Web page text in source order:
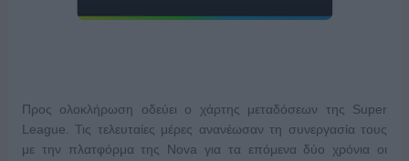
Προς ολοκλήρωση οδεύει ο χάρτης μεταδόσεων της Super
League. Τις τελευταίες μέρες ανανέωσαν τη συνεργασία τους
με την πλατφόρμα της Nova για τα επόμενα δύο χρόνια οι